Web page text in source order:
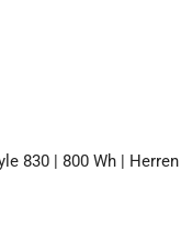
830 | 800 Wh | Herren